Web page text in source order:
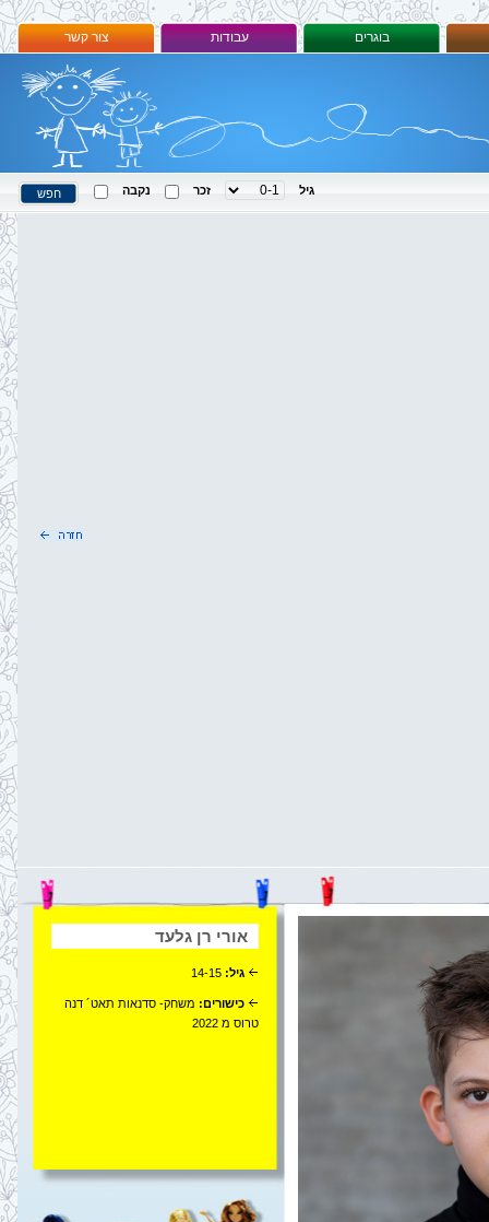
בוגרים עבודות צור קשר
גיל זכר נקבה
אורי רן גלעד
גיל: 14-15
כישורים: משחק- סדנאות תאט´ דנה
טרוס מ 2022